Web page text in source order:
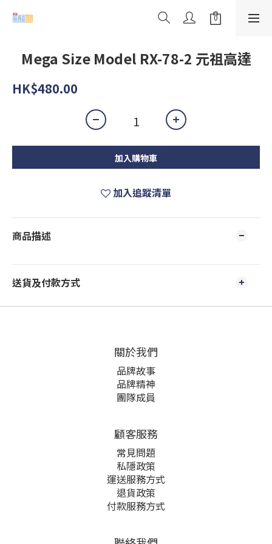
Mega Size Model RX-78-2 元祖高達
HK$480.00
加入購物車
加入追蹤清單
商品描述
送貨及付款方式
關於我們
品牌故事
品牌精神
團隊成員
顧客服務
常見問題
私隱政策
運送服務方式
退貨政策
付款服務方式